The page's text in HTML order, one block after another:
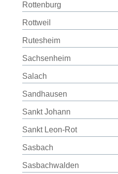
Rottenburg
Rottweil
Rutesheim
Sachsenheim
Salach
Sandhausen
Sankt Johann
Sankt Leon-Rot
Sasbach
Sasbachwalden